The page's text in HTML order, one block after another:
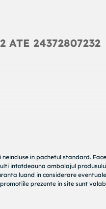
ATE 24372807232
in pachetul standard.
intotdeauna ambalajul
luand in considerare
prezente in site sunt